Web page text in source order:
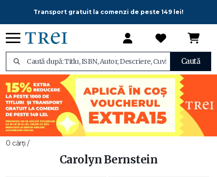
Transport gratuit la comenzi de peste 149 lei!
Caută
0 cărți /
Carolyn Bernstein